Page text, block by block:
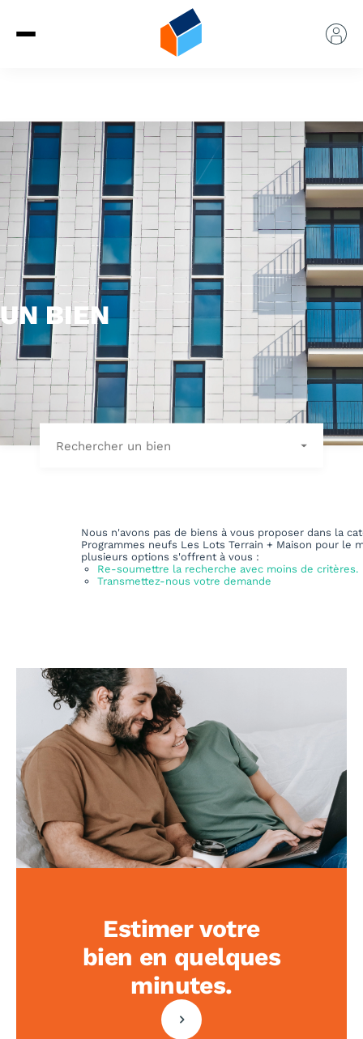
UN BIEN
Rechercher un bien
Nous n'avons pas de biens à vous proposer dans la
Programmes neufs Les Lots Terrain + Maison pour le
plusieurs options s'offrent à vous :
Re-soumettre la recherche avec moins de critères.
Transmettez-nous votre demande
Estimer votre
bien en quelques
minutes.